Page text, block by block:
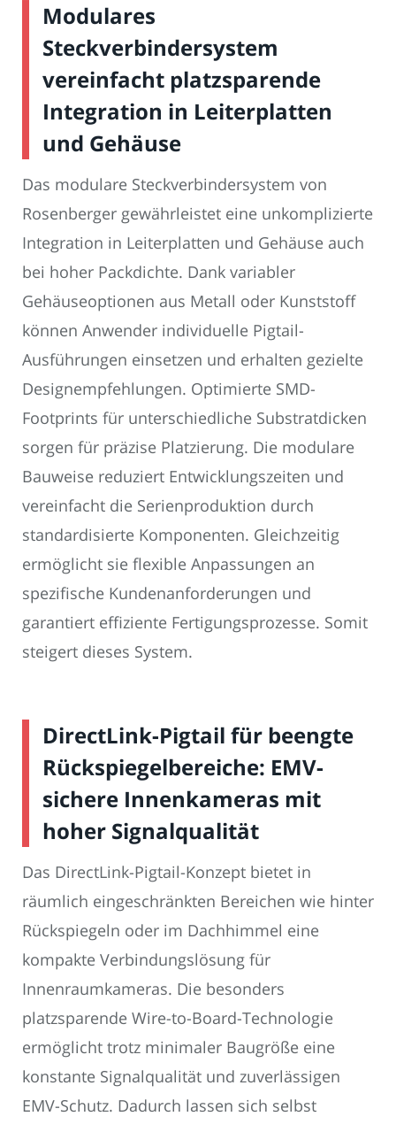
Modulares
Steckverbindersystem
vereinfacht platzsparende
Integration in Leiterplatten
und Gehäuse
Das modulare Steckverbindersystem von
Rosenberger gewährleistet eine unkomplizierte
Integration in Leiterplatten und Gehäuse auch
bei hoher Packdichte. Dank variabler
Gehäuseoptionen aus Metall oder Kunststoff
können Anwender individuelle Pigtail-
Ausführungen einsetzen und erhalten gezielte
Designempfehlungen. Optimierte SMD-
Footprints für unterschiedliche Substratdicken
sorgen für präzise Platzierung. Die modulare
Bauweise reduziert Entwicklungszeiten und
vereinfacht die Serienproduktion durch
standardisierte Komponenten. Gleichzeitig
ermöglicht sie flexible Anpassungen an
spezifische Kundenanforderungen und
garantiert effiziente Fertigungsprozesse. Somit
steigert dieses System.
DirectLink-Pigtail für beengte
Rückspiegelbereiche: EMV-
sichere Innenkameras mit
hoher Signalqualität
Das DirectLink-Pigtail-Konzept bietet in
räumlich eingeschränkten Bereichen wie hinter
Rückspiegeln oder im Dachhimmel eine
kompakte Verbindungslösung für
Innenraumkameras. Die besonders
platzsparende Wire-to-Board-Technologie
ermöglicht trotz minimaler Baugröße eine
konstante Signalqualität und zuverlässigen
EMV-Schutz. Dadurch lassen sich selbst